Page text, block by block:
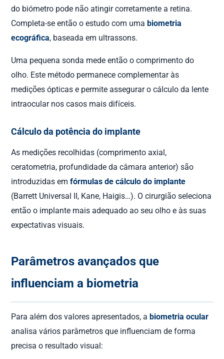
do biómetro pode não atingir corretamente a retina.
Completa-se então o estudo com uma biometria
ecográfica, baseada em ultrassons.
Uma pequena sonda mede então o comprimento do
olho. Este método permanece complementar às
medições ópticas e permite assegurar o cálculo da lente
intraocular nos casos mais difíceis.
Cálculo da potência do implante
As medições recolhidas (comprimento axial,
ceratometria, profundidade da câmara anterior) são
introduzidas emfórmulas de cálculo do implante
(Barrett Universal II, Kane, Haigis…). O cirurgião seleciona
então o implante mais adequado ao seu olho e às suas
expectativas visuais.
Parâmetros avançados que
influenciam a biometria
Para além dos valores apresentados, a biometria ocular
analisa vários parâmetros que influenciam de forma
precisa o resultado visual: